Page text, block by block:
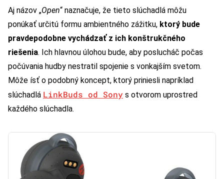
Aj názov „Open“ naznačuje, že tieto slúchadlá môžu
ponúkať určitú formu ambientného zážitku, ktorý bude
pravdepodobne vychádzať z ich konštrukčného
riešenia. Ich hlavnou úlohou bude, aby poslucháč počas
počúvania hudby nestratil spojenie s vonkajším svetom.
Môže ísť o podobný koncept, ktorý priniesli napríklad
slúchadlá LinkBuds od Sony s otvorom uprostred
každého slúchadla.